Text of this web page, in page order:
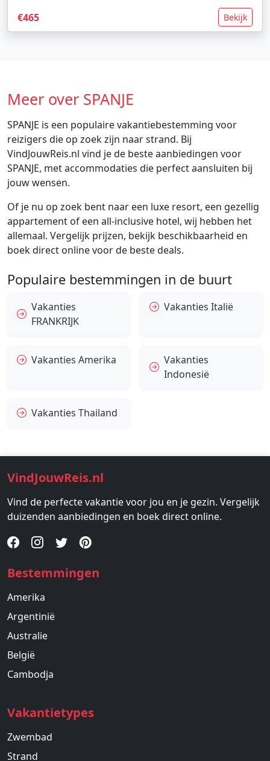
€465 Bekijk
Meer over SPANJE
SPANJE is een populaire vakantiebestemming voor
reizigers die op zoek zijn naar strand. Bij
VindJouwReis.nl vind je de beste aanbiedingen voor
SPANJE, met accommodaties die perfect aansluiten bij
jouw wensen.
Of je nu op zoek bent naar een luxe resort, een gezellig
appartement of een all-inclusive hotel, wij hebben het
allemaal. Vergelijk prijzen, bekijk beschikbaarheid en
boek direct online voor de beste deals.
Populaire bestemmingen in de buurt
Vakanties
FRANKRIJK
Vakanties Italië
Vakanties Amerika
Vakanties
Indonesië
Vakanties Thailand
VindJouwReis.nl
Vind de perfecte vakantie voor jou en je gezin. Vergelijk
duizenden aanbiedingen en boek direct online.
Bestemmingen
Amerika
Argentinië
Australie
België
Cambodja
Vakantietypes
Zwembad
Strand